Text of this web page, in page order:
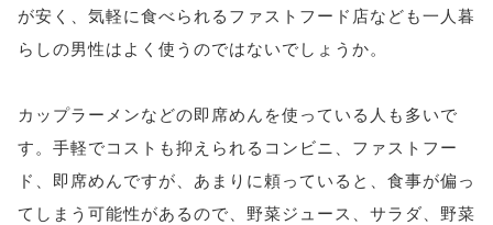
が安く、気軽に食べられるファストフード店なども一人暮
らしの男性はよく使うのではないでしょうか。
カップラーメンなどの即席めんを使っている人も多いで
す。手軽でコストも抑えられるコンビニ、ファストフー
ド、即席めんですが、あまりに頼っていると、食事が偏っ
てしまう可能性があるので、野菜ジュース、サラダ、野菜